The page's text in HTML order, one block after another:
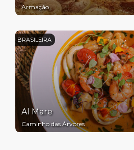
Armação
BRASILEIRA
Al Mare
Caminho das Árvores